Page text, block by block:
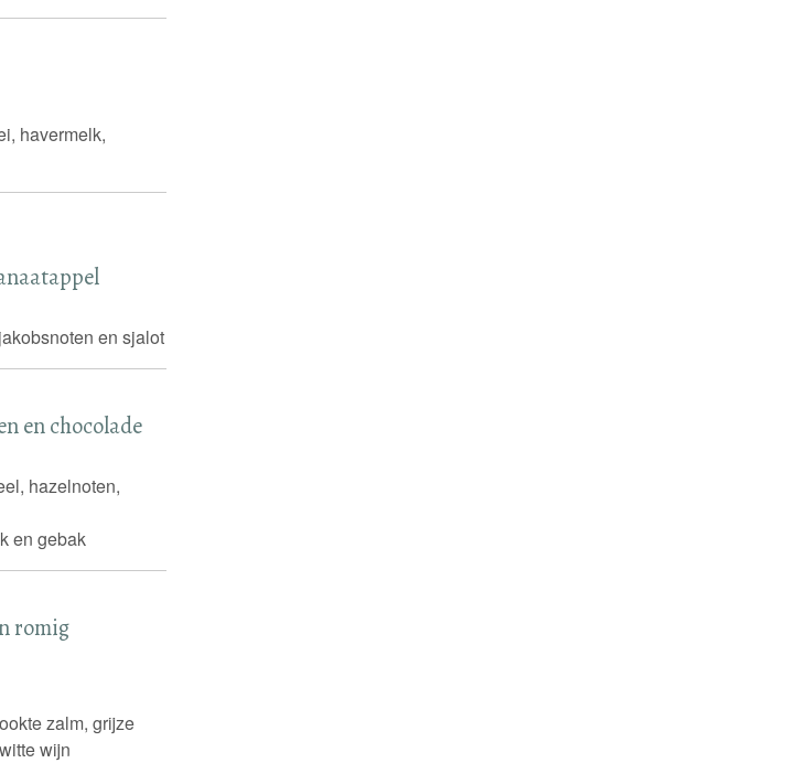
havermelk,
en sjalot
en chocolade
hazelnoten,
en gebak
romig
zalm, grijze
wijn